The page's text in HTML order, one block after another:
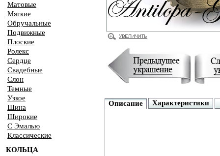
Матовые
Мягкие
Обручальные
Подвижные
Плоские
Ролекс
Сердце
Свадебные
Слон
Темные
Узкое
Шина
Широкие
С Эмалью
Классические
КОЛЬЦА
Описание Характеристики